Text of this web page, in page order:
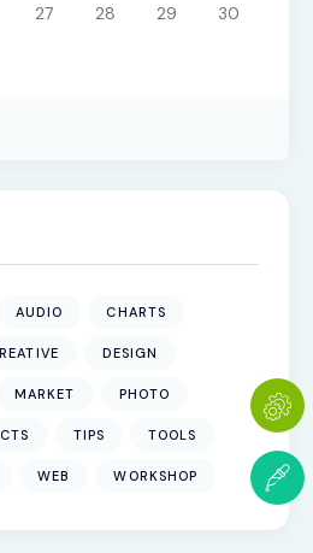
27 28 29
30
AUDIO CHARTS
DESIGN
MARKET PHOTO
TIPS TOOLS
WEB WORKSHOP